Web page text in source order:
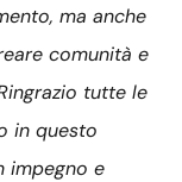
ma anche
comunità e
tutte le
in questo
impegno e